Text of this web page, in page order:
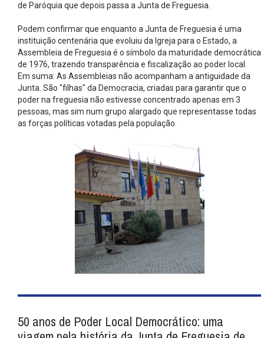
de Paróquia que depois passa a Junta de Freguesia.
Podem confirmar que enquanto a Junta de Freguesia é uma
instituição centenária que evoluiu da Igreja para o Estado, a
Assembleia de Freguesia é o símbolo da maturidade democrática
de 1976, trazendo transparência e fiscalização ao poder local.
Em suma: As Assembleias não acompanham a antiguidade da
Junta. São "filhas" da Democracia, criadas para garantir que o
poder na freguesia não estivesse concentrado apenas em 3
pessoas, mas sim num grupo alargado que representasse todas
as forças políticas votadas pela população.
50 anos de Poder Local Democrático: uma